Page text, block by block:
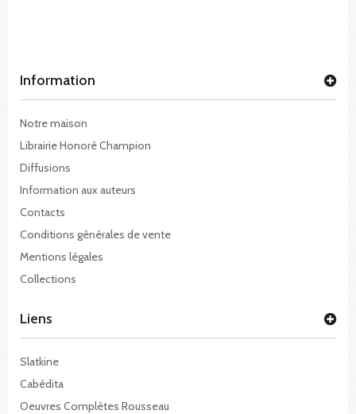
Information
Notre maison
Librairie Honoré Champion
Diffusions
Information aux auteurs
Contacts
Conditions générales de vente
Mentions légales
Collections
Liens
Slatkine
Cabédita
Oeuvres Complètes Rousseau